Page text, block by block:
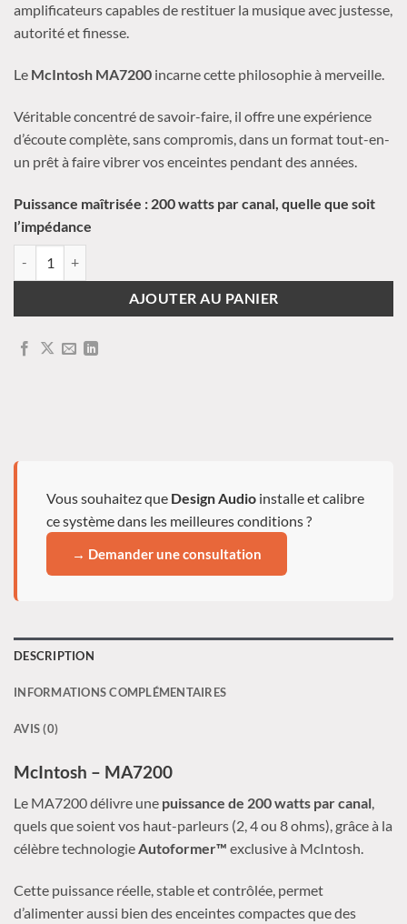
amplificateurs capables de restituer la musique avec justesse,
autorité et finesse.
Le McIntosh MA7200 incarne cette philosophie à merveille.
Véritable concentré de savoir-faire, il offre une expérience
d’écoute complète, sans compromis, dans un format tout-en-
un prêt à faire vibrer vos enceintes pendant des années.
Puissance maîtrisée : 200 watts par canal, quelle que soit
l’impédance
AJOUTER AU PANIER
Vous souhaitez que Design Audio installe et calibre
ce système dans les meilleures conditions ?
→ Demander une consultation
DESCRIPTION
INFORMATIONS COMPLÉMENTAIRES
AVIS (0)
McIntosh – MA7200
Le MA7200 délivre une puissance de 200 watts par canal,
quels que soient vos haut-parleurs (2, 4 ou 8 ohms), grâce à la
célèbre technologieAutoformer™ exclusive à McIntosh.
Cette puissance réelle, stable et contrôlée, permet
d’alimenter aussi bien des enceintes compactes que des